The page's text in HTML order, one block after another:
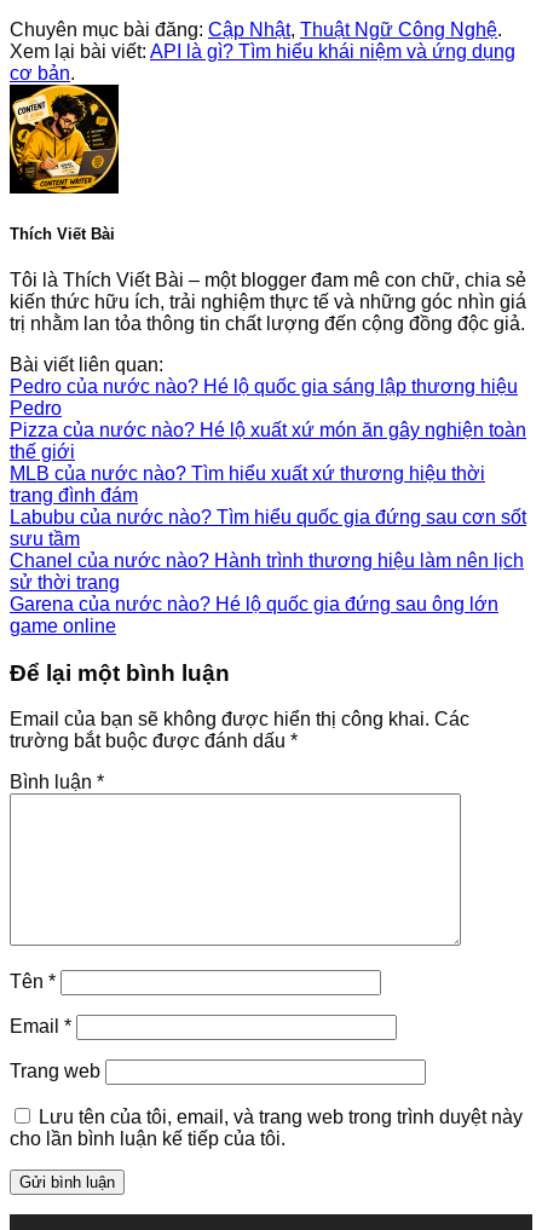
Chuyên mục bài đăng: Cập Nhật, Thuật Ngữ Công Nghệ.
Xem lại bài viết: API là gì? Tìm hiểu khái niệm và ứng dụng
cơ bản.
Thích Viết Bài
Tôi là Thích Viết Bài – một blogger đam mê con chữ, chia sẻ
kiến thức hữu ích, trải nghiệm thực tế và những góc nhìn giá
trị nhằm lan tỏa thông tin chất lượng đến cộng đồng độc giả.
Bài viết liên quan:
Pedro của nước nào? Hé lộ quốc gia sáng lập thương hiệu
Pedro
Pizza của nước nào? Hé lộ xuất xứ món ăn gây nghiện toàn
thế giới
MLB của nước nào? Tìm hiểu xuất xứ thương hiệu thời
trang đình đám
Labubu của nước nào? Tìm hiểu quốc gia đứng sau cơn sốt
sưu tầm
Chanel của nước nào? Hành trình thương hiệu làm nên lịch
sử thời trang
Garena của nước nào? Hé lộ quốc gia đứng sau ông lớn
game online
Để lại một bình luận
Email của bạn sẽ không được hiển thị công khai. Các
trường bắt buộc được đánh dấu *
Bình luận *
Tên *
Email *
Trang web
Lưu tên của tôi, email, và trang web trong trình duyệt này
cho lần bình luận kế tiếp của tôi.